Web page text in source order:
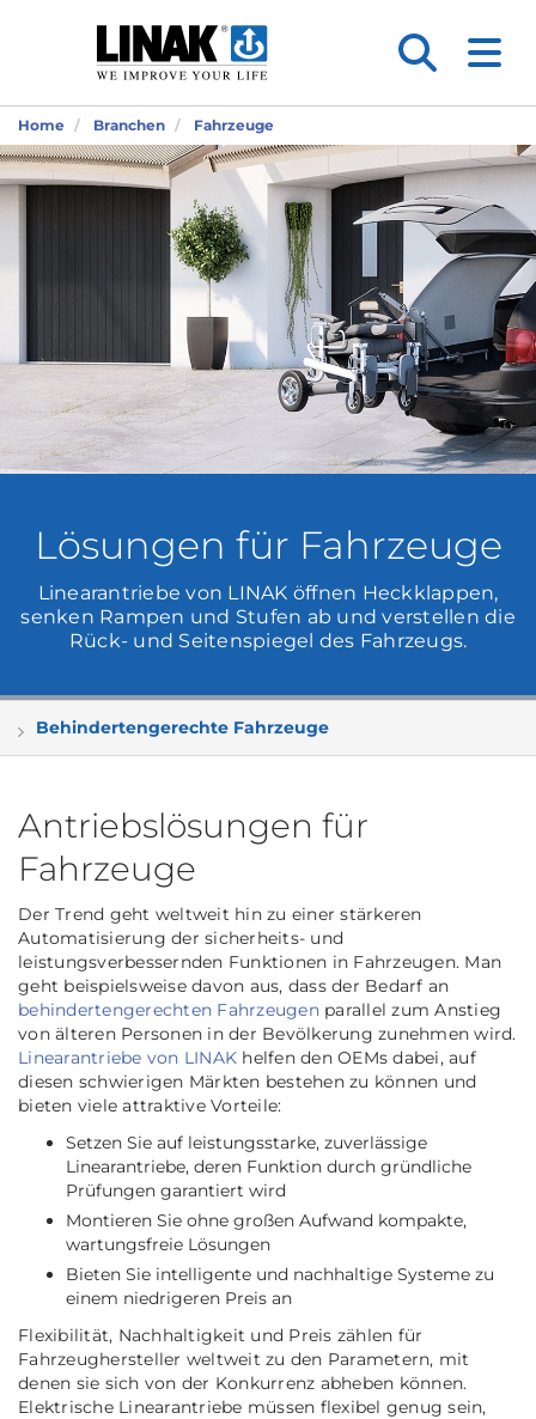
Home Branchen Fahrzeuge
Lösungen für Fahrzeuge
Linearantriebe von LINAK öffnen Heckklappen,
senken Rampen und Stufen ab und verstellen die
Rück- und Seitenspiegel des Fahrzeugs.
Behindertengerechte Fahrzeuge
Antriebslösungen für
Fahrzeuge
Der Trend geht weltweit hin zu einer stärkeren
Automatisierung der sicherheits- und
leistungsverbessernden Funktionen in Fahrzeugen. Man
geht beispielsweise davon aus, dass der Bedarf an
behindertengerechten Fahrzeugenparallel zum Anstieg
von älteren Personen in der Bevölkerung zunehmen wird.
Linearantriebe von LINAK helfen den OEMs dabei, auf
diesen schwierigen Märkten bestehen zu können und
bieten viele attraktive Vorteile:
Setzen Sie auf leistungsstarke, zuverlässige
Linearantriebe, deren Funktion durch gründliche
Prüfungen garantiert wird
Montieren Sie ohne großen Aufwand kompakte,
wartungsfreie Lösungen
Bieten Sie intelligente und nachhaltige Systeme zu
einem niedrigeren Preis an
Flexibilität, Nachhaltigkeit und Preis zählen für
Fahrzeughersteller weltweit zu den Parametern, mit
denen sie sich von der Konkurrenz abheben können.
Elektrische Linearantriebe müssen flexibel genug sein,